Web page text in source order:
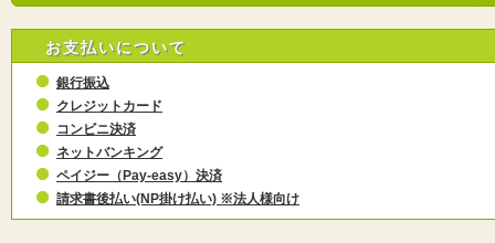
お支払いについて
銀行振込
クレジットカード
コンビニ決済
ネットバンキング
ペイジー（Pay-easy）決済
請求書後払い(NP掛け払い) ※法人様向け